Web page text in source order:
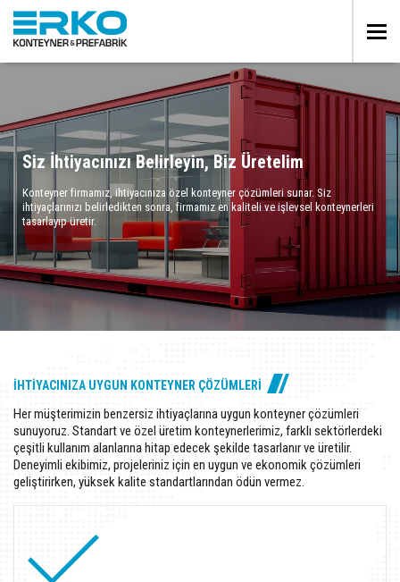
Siz İhtiyacınızı Belirleyin, Biz Üretelim
Konteyner firmamız, ihtiyacınıza özel konteyner çözümleri sunar. Siz
ihtiyaçlarınızı belirledikten sonra, firmamız en kaliteli ve işlevsel konteynerleri
tasarlayıp üretir.
İHTIYACINIZA UYGUN KONTEYNER ÇÖZÜMLERI
Her müşterimizin benzersiz ihtiyaçlarına uygun konteyner çözümleri
sunuyoruz. Standart ve özel üretim konteynerlerimiz, farklı sektörlerdeki
çeşitli kullanım alanlarına hitap edecek şekilde tasarlanır ve üretilir.
Deneyimli ekibimiz, projeleriniz için en uygun ve ekonomik çözümleri
geliştirirken, yüksek kalite standartlarından ödün vermez.